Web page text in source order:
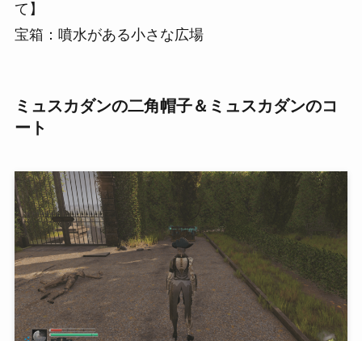
て】
宝箱：噴水がある小さな広場
ミュスカダンの二角帽子＆ミュスカダンのコ
ート